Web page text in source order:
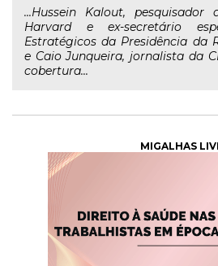
...Hussein Kalout, pesquisador
Harvard e ex-secretário
Estratégicos da Presidência da
e Caio Junqueira, jornalista da
cobertura...
MIGALHAS